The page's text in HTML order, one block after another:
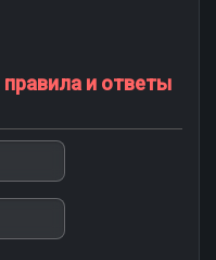
правила и ответы